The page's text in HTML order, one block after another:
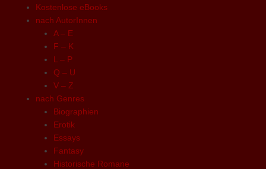
Kostenlose eBooks
nach AutorInnen
A – E
F – K
L – P
Q – U
V – Z
nach Genres
Biographien
Erotik
Essays
Fantasy
Historische Romane